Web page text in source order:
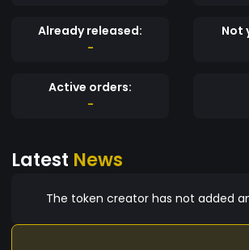
Already released:
-
Not
Active orders:
-
Latest News
The token creator has not added